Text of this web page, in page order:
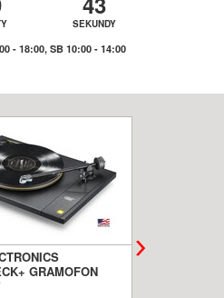
SEKUNDY
- 18:00, SB 10:00 - 14:00
GRAMOFON
WROCŁAW